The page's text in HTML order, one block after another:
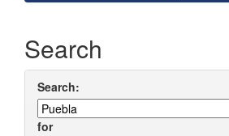
Search
Search:
for